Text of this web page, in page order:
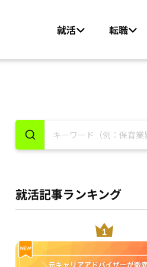
就活 転職
就活記事ランキング